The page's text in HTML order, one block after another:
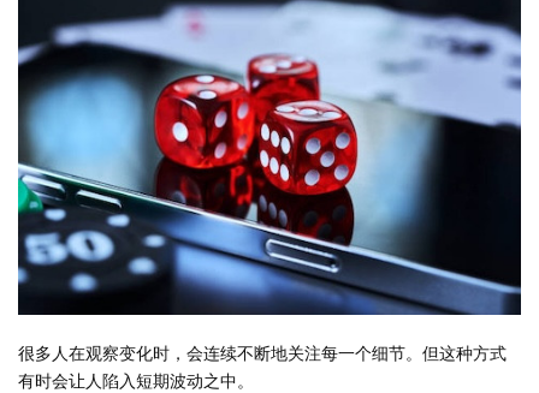
很多人在观察变化时，会连续不断地关注每一个细节。但这种方式
有时会让人陷入短期波动之中。